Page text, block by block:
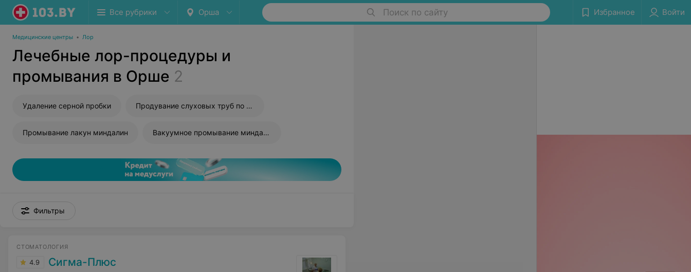
Все рубрики Орша Поиск по сайту Избранное Войти
Медицинские центры • Лор
Лечебные лор-процедуры и
промывания в Орше 2
Удаление серной пробки Продувание слуховых труб по Политцеру
Промывание лакун миндалин Вакуумное промывание миндалин
Фильтры
СТОМАТОЛОГИЯ
4.9 Сигма-Плюс